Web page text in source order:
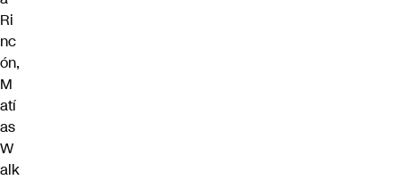
Ri
nc
ón,
M
atí
as
W
alk